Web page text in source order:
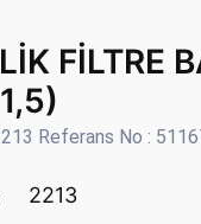
FİLTRE
Referans No :
2213